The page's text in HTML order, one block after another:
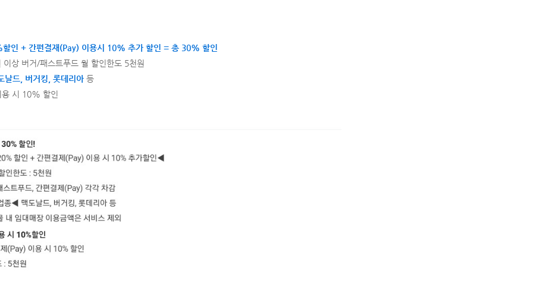
인 + 간편결재(Pay) 이용시 10% 추가 할인 = 총 30% 할인
상 버거/패스트푸드 월 할인한도 5천원
날드, 버거킹, 롯데리아 등
시 10% 할인